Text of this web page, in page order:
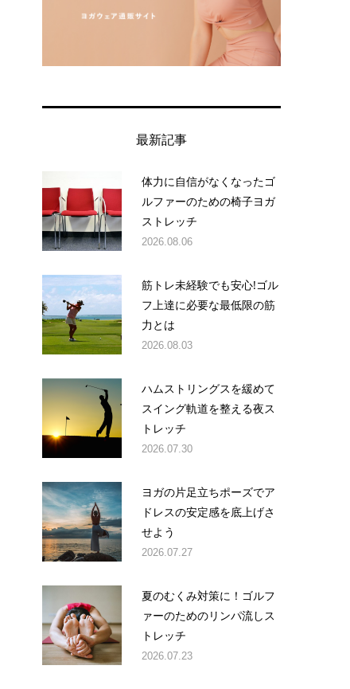
最新記事
体力に自信がなくなったゴ
ルファーのための椅子ヨガ
ストレッチ
2026.08.06
筋トレ未経験でも安心!ゴル
フ上達に必要な最低限の筋
力とは
2026.08.03
ハムストリングスを緩めて
スイング軌道を整える夜ス
トレッチ
2026.07.30
ヨガの片足立ちポーズでア
ドレスの安定感を底上げさ
せよう
2026.07.27
夏のむくみ対策に！ゴルフ
ァーのためのリンパ流しス
トレッチ
2026.07.23